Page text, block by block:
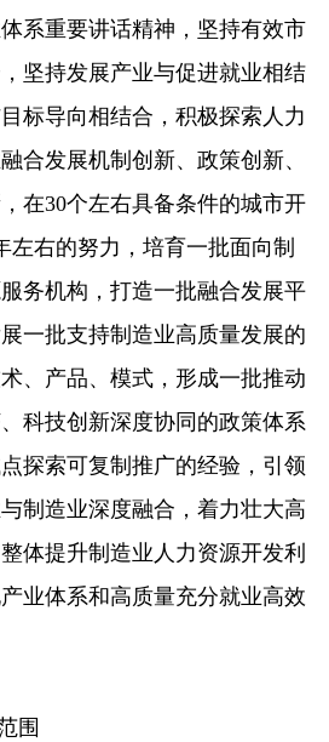
系重要讲话精神，坚持有效市
坚持发展产业与促进就业相结
标导向相结合，积极探索人力
合发展机制创新、政策创新、
在30个左右具备条件的城市开
左右的努力，培育一批面向制
务机构，打造一批融合发展平
一批支持制造业高质量发展的
、产品、模式，形成一批推动
科技创新深度协同的政策体系
探索可复制推广的经验，引领
制造业深度融合，着力壮大高
体提升制造业人力资源开发利
业体系和高质量充分就业高效
围